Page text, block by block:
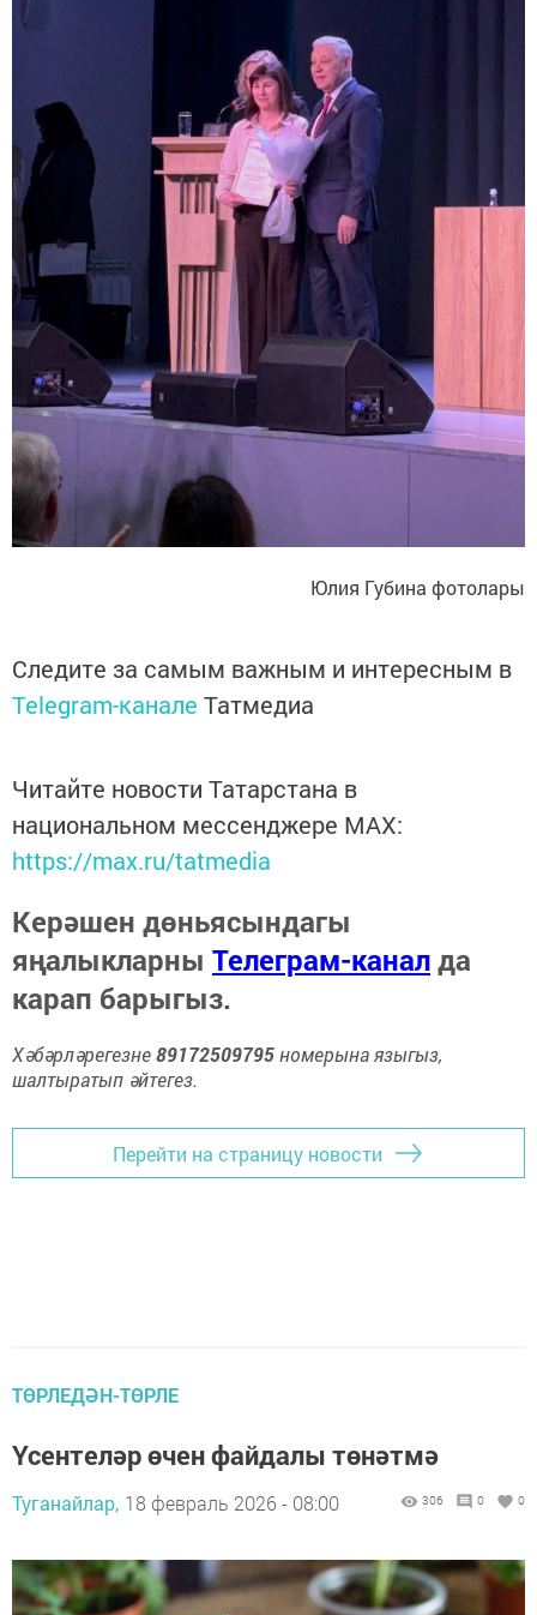
Юлия Губина фотолары
Следите за самым важным и интересным в
Telegram-канале Татмедиа
Читайте новости Татарстана в
национальном мессенджере MАХ:
https://max.ru/tatmedia
Керәшен дөньясындагы
яңалыкларны Телеграм-каналда
карап барыгыз.
Хәбәрләрегезне89172509795номерына языгыз,
шалтыратып әйтегез.
Перейти на страницу новости
ТӨРЛЕДӘН-ТӨРЛЕ
Үсентеләр өчен файдалы төнәтмә
Туганайлар, 18 февраль 2026 - 08:00 306 0 0